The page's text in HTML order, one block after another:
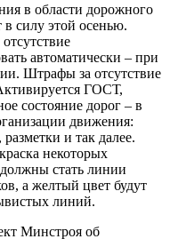
в области дорожного
в силу этой осенью.
автоматически – при
Штрафы за отсутствие
ГОСТ,
состояние дорог – в
движения:
и так далее.
некоторых
стать линии
а желтый цвет будут
линий.
Минстроя об